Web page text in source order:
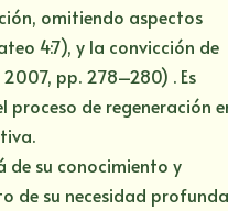
omitiendo aspectos
4:7), y la convicción de
2007, pp. 278–280) . Es
de regeneración
de su conocimiento y
de su necesidad